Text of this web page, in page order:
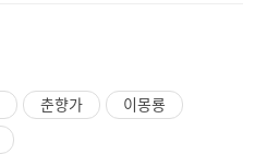
춘향가
이몽룡